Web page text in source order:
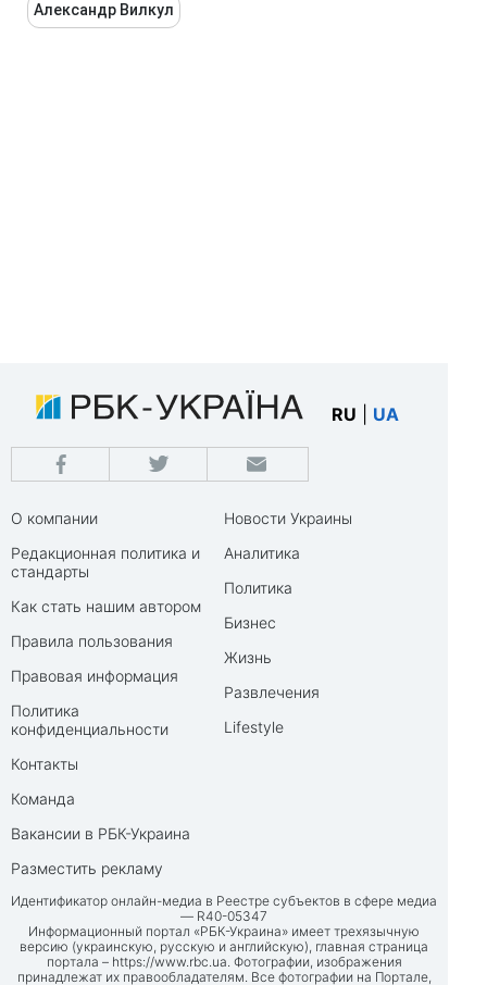
Александр Вилкул
RU UA
О компании
Редакционная политика и
стандарты
Как стать нашим автором
Правила пользования
Правовая информация
Политика
конфиденциальности
Контакты
Команда
Вакансии в РБК-Украина
Разместить рекламу
Новости Украины
Аналитика
Политика
Бизнес
Жизнь
Развлечения
Lifestyle
Идентификатор онлайн-медиа в Реестре субъектов в сфере медиа
— R40-05347
Информационный портал «РБК-Украина» имеет трехязычную
версию (украинскую, русскую и английскую), главная страница
портала – https://www.rbc.ua. Фотографии, изображения
принадлежат их правообладателям. Все фотографии на Портале,